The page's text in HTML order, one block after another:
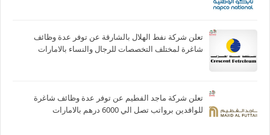
تعلن شركة نفط الهلال بالشارقة عن توفر عدة وظائف
شاغرة لمختلف التخصصات للرجال والنساء بالامارات
تعلن شركة ماجد الفطيم عن توفر عدة وظائف شاغرة
للوافدين برواتب تصل الي 6000 درهم بالامارات